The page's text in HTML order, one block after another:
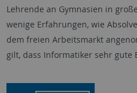
Lehrende an Gymnasien in
wenige Erfahrungen, wie
dem freien Arbeitsmarkt
gilt, dass Informatiker sehr gute